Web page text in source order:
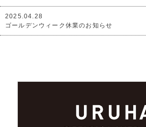
2025.04.28
ゴールデンウィーク休業のお知らせ